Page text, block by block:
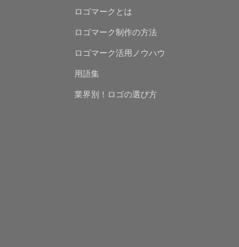
ロゴマークとは
ロゴマーク制作の方法
ロゴマーク活用ノウハウ
用語集
業界別！ロゴの選び方